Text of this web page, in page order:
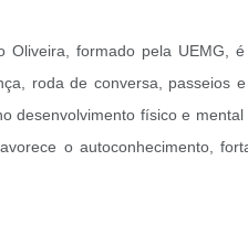
Oliveira, formado pela UEMG,
roda de conversa, passeios
desenvolvimento físico e
o autoconhecimento,